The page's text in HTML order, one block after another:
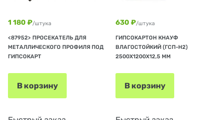
1 180 ₽/штука
<87952> ПРОСЕКАТЕЛЬ ДЛЯ
МЕТАЛЛИЧЕСКОГО ПРОФИЛЯ ПОД
ГИПСОКАРТ
В корзину
630 ₽/штука
ГИПСОКАРТОН КНАУФ
ВЛАГОСТОЙКИЙ (ГСП-Н2)
2500Х1200Х12,5 ММ
В корзину